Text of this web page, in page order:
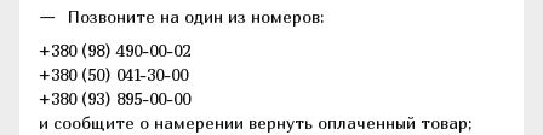
Позвоните на один из номеров:
+380 (98) 490-00-02
+380 (50) 041-30-00
+380 (93) 895-00-00
и сообщите о намерении вернуть оплаченный товар;